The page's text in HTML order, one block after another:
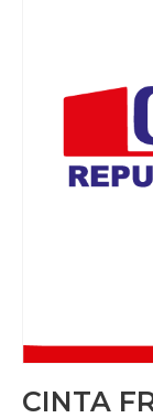
CINTA